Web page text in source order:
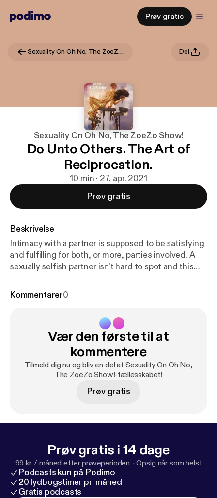
Prøv gratis
Sexuality On Oh No, The ZoeZo Show! Del
Sexuality On Oh No, The ZoeZo Show!
Do Unto Others. The Art of
Reciprocation.
10 min · 27. apr. 2021
Prøv gratis
Beskrivelse
Intimacy with a partner is supposed to be satisfying
and fulfilling for both, or more, parties involved. A
sexually selfish partner isn't hard to spot and this
Kommentarer0
Vær den første til at
kommentere
Tilmeld dig nu og bliv en del af Sexuality On Oh No,
The ZoeZo Show!-fællesskabet!
Prøv gratis
Prøv gratis i 14 dage
99 kr. / måned efter prøveperioden. ·Opsig når som helst
Podcasts kun på Podimo
20 lydbogstimer pr. måned
Gratis podcasts